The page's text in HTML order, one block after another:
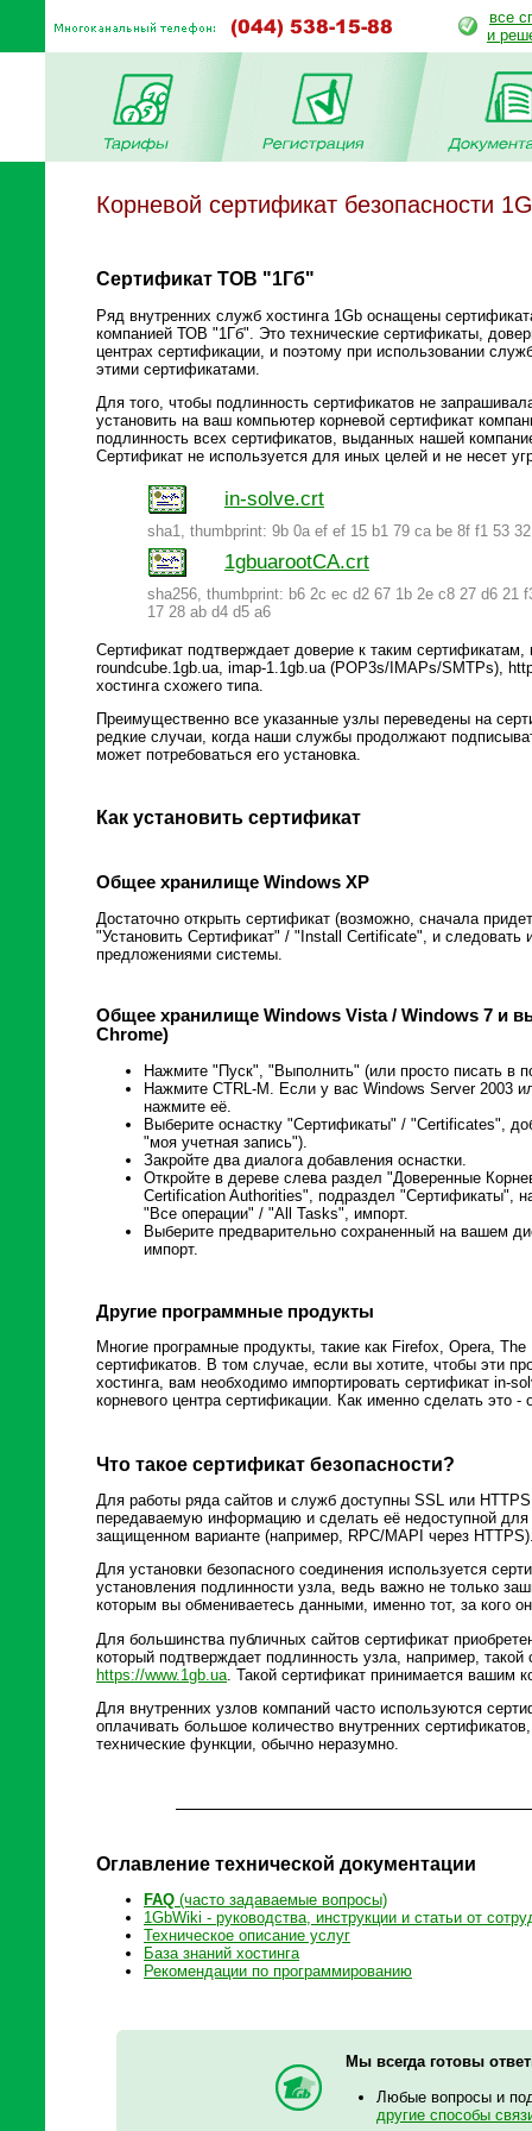
все
и
Корневой сертификат безопасности
Сертификат ТОВ "1Гб"
Ряд внутренних служб хостинга 1Gb оснащены
компанией ТОВ "1Гб". Это технические сертификаты,
центрах сертификации, и поэтому при использовании
этими сертификатами.
Для того, чтобы подлинность сертификатов не
установить на ваш компьютер корневой сертификат
подлинность всех сертификатов, выданных нашей
Сертификат не используется для иных целей и не несет
in-solve.crt
sha1, thumbprint: 9b 0a ef ef 15 b1 79 ca be 8f f1 53
1gbuarootCA.crt
sha256, thumbprint: b6 2c ec d2 67 1b 2e c8 27 d6 21
17 28 ab d4 d5 a6
Сертификат подтверждает доверие к таким
roundcube.1gb.ua, imap-1.1gb.ua (POP3s/IMAPs/SMTPs),
хостинга схожего типа.
Преимущественно все указанные узлы переведены на
редкие случаи, когда наши службы продолжают
может потребоваться его установка.
Как установить сертификат
Общее хранилище Windows XP
Достаточно открыть сертификат (возможно, сначала
"Установить Сертификат" / "Install Certificate", и следовать
предложениями системы.
Общее хранилище Windows Vista / Windows 7 и
Chrome)
Нажмите "Пуск", "Выполнить" (или просто писать в
Нажмите CTRL-M. Если у вас Windows Server 2003
нажмите её.
Выберите оснастку "Сертификаты" / "Certificates",
"моя учетная запись").
Закройте два диалога добавления оснастки.
Откройте в дереве слева раздел "Доверенные
Certification Authorities", подраздел "Сертификаты",
"Все операции" / "All Tasks", импорт.
Выберите предварительно сохраненный на вашем
импорт.
Другие программные продукты
Многие програмные продукты, такие как Firefox, Opera,
сертификатов. В том случае, если вы хотите, чтобы эти
хостинга, вам необходимо импортировать сертификат in-
корневого центра сертификации. Как именно сделать это -
Что такое сертификат безопасности?
Для работы ряда сайтов и служб доступны SSL или
передаваемую информацию и сделать её недоступной
защищенном варианте (например, RPC/MAPI через
Для установки безопасного соединения используется
установления подлинности узла, ведь важно не только
которым вы обмениваетесь данными, именно тот, за кого
Для большинства публичных сайтов сертификат
который подтверждает подлинность узла, например, такой
https://www.1gb.ua . Такой сертификат принимается вашим
Для внутренних узлов компаний часто используются
оплачивать большое количество внутренних
технические функции, обычно неразумно.
Оглавление технической документации
FAQ (часто задаваемые вопросы)
1GbWiki - руководства, инструкции и статьи от
Техническое описание услуг
База знаний хостинга
Рекомендации по программированию
Мы всегда готовы
Любые вопросы и
другие способы